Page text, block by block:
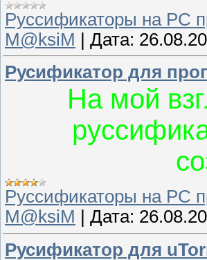
Руссификаторы на PC
M@ksiM | Дата:
Русификатор для
На мой
Руссификаторы на PC
M@ksiM
Дата:
Русификатор для